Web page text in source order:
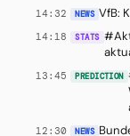
14:32 NEWS VfB:
14:18 STATS
13:45 PREDICTION
12:30 NEWS